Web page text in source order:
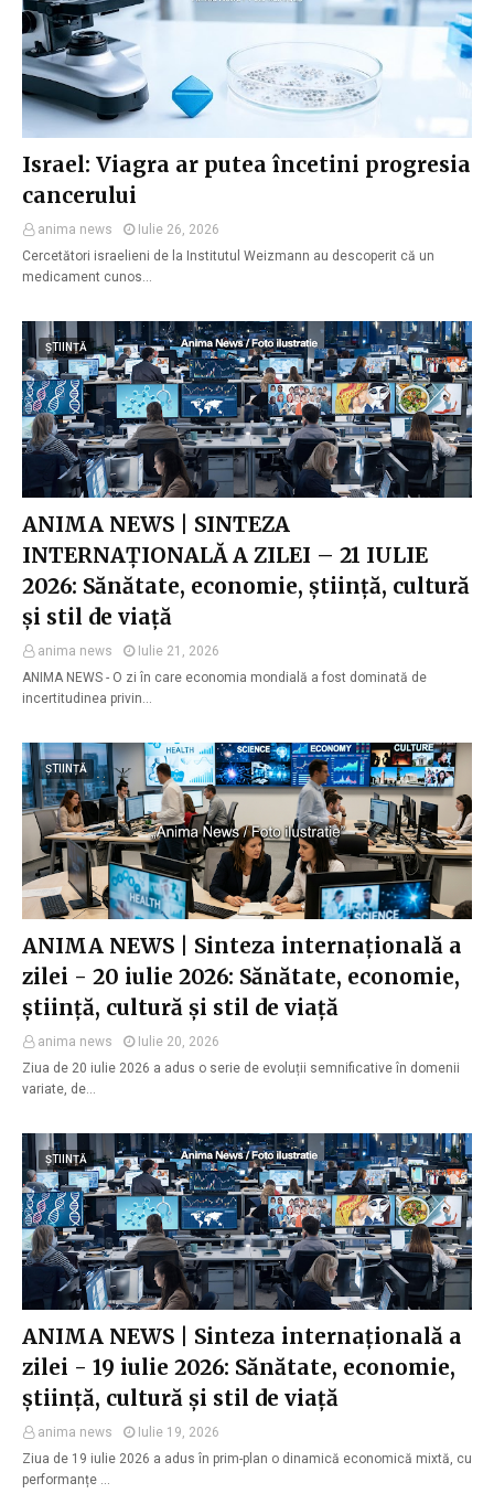
Israel: Viagra ar putea încetini progresia
cancerului
anima news
Iulie 26, 2026
Cercetători israelieni de la Institutul Weizmann au descoperit că un
medicament cunos…
ȘTIINȚĂ
ANIMA NEWS | SINTEZA
INTERNAȚIONALĂ A ZILEI – 21 IULIE
2026: Sănătate, economie, știință, cultură
și stil de viață
anima news
Iulie 21, 2026
ANIMA NEWS - O zi în care economia mondială a fost dominată de
incertitudinea privin…
ȘTIINȚĂ
ANIMA NEWS | Sinteza internațională a
zilei - 20 iulie 2026: Sănătate, economie,
știință, cultură și stil de viață
anima news
Iulie 20, 2026
Ziua de 20 iulie 2026 a adus o serie de evoluții semnificative în domenii
variate, de…
ȘTIINȚĂ
ANIMA NEWS | Sinteza internațională a
zilei - 19 iulie 2026: Sănătate, economie,
știință, cultură și stil de viață
anima news
Iulie 19, 2026
Ziua de 19 iulie 2026 a adus în prim-plan o dinamică economică mixtă, cu
performanțe …